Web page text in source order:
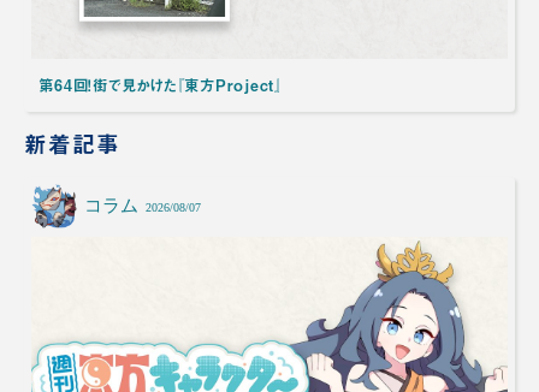
第64回！街で見かけた『東方Project』
新着記事
コラム 2026/08/07